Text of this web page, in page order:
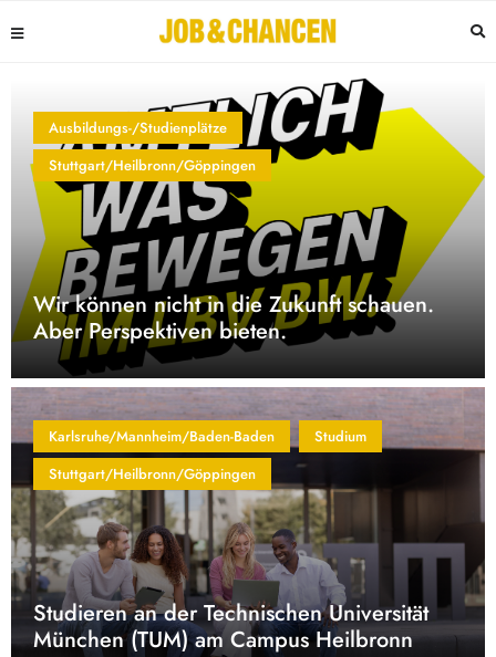
Ausbildungs-/Studienplätze
Stuttgart/Heilbronn/Göppingen
Wir können nicht in die Zukunft schauen.
Aber Perspektiven bieten.
Karlsruhe/Mannheim/Baden-Baden
Studium
Stuttgart/Heilbronn/Göppingen
Studieren an der Technischen Universität
München (TUM) am Campus Heilbronn